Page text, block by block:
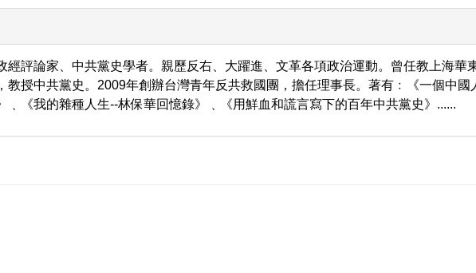
經評論家、中共黨史學者。親歷反右、大躍進、文革各項政治運動。曾任教上海華
教授中共黨史。2009年創辦台灣青年反共救國團，擔任理事長。著有﹕《一個中國
﹑《我的雜種人生--林保華回憶錄》﹑《用鮮血和謊言寫下的百年中共黨史》......